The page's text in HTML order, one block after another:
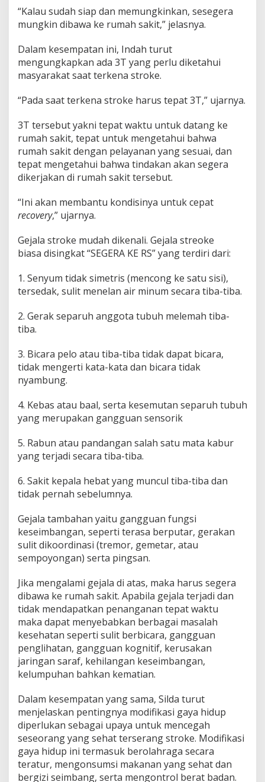
“Kalau sudah siap dan memungkinkan, sesegera
mungkin dibawa ke rumah sakit,” jelasnya.
Dalam kesempatan ini, Indah turut
mengungkapkan ada 3T yang perlu diketahui
masyarakat saat terkena stroke.
“Pada saat terkena stroke harus tepat 3T,” ujarnya.
3T tersebut yakni tepat waktu untuk datang ke
rumah sakit, tepat untuk mengetahui bahwa
rumah sakit dengan pelayanan yang sesuai, dan
tepat mengetahui bahwa tindakan akan segera
dikerjakan di rumah sakit tersebut.
“Ini akan membantu kondisinya untuk cepat
recovery,” ujarnya.
Gejala stroke mudah dikenali. Gejala streoke
biasa disingkat “SEGERA KE RS” yang terdiri dari:
1. Senyum tidak simetris (mencong ke satu sisi),
tersedak, sulit menelan air minum secara tiba-tiba.
2. Gerak separuh anggota tubuh melemah tiba-
tiba.
3. Bicara pelo atau tiba-tiba tidak dapat bicara,
tidak mengerti kata-kata dan bicara tidak
nyambung.
4. Kebas atau baal, serta kesemutan separuh tubuh
yang merupakan gangguan sensorik
5. Rabun atau pandangan salah satu mata kabur
yang terjadi secara tiba-tiba.
6. Sakit kepala hebat yang muncul tiba-tiba dan
tidak pernah sebelumnya.
Gejala tambahan yaitu gangguan fungsi
keseimbangan, seperti terasa berputar, gerakan
sulit dikoordinasi (tremor, gemetar, atau
sempoyongan) serta pingsan.
Jika mengalami gejala di atas, maka harus segera
dibawa ke rumah sakit. Apabila gejala terjadi dan
tidak mendapatkan penanganan tepat waktu
maka dapat menyebabkan berbagai masalah
kesehatan seperti sulit berbicara, gangguan
penglihatan, gangguan kognitif, kerusakan
jaringan saraf, kehilangan keseimbangan,
kelumpuhan bahkan kematian.
Dalam kesempatan yang sama, Silda turut
menjelaskan pentingnya modifikasi gaya hidup
diperlukan sebagai upaya untuk mencegah
seseorang yang sehat terserang stroke. Modifikasi
gaya hidup ini termasuk berolahraga secara
teratur, mengonsumsi makanan yang sehat dan
bergizi seimbang, serta mengontrol berat badan.